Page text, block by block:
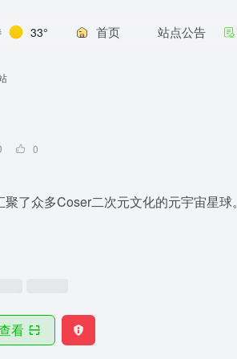
33° 首页 站点公告
0
了众多Coser二次元文化的元宇宙星球。
看